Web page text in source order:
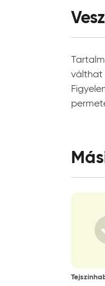
válthat